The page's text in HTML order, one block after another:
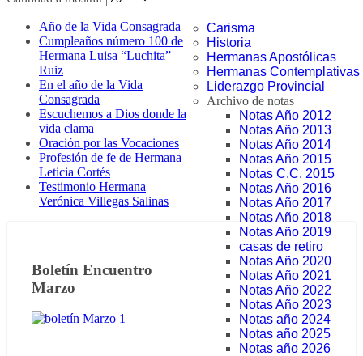
Carisma
Historia
Hermanas Apostólicas
Hermanas Contemplativas
Liderazgo Provincial
Archivo de notas
Notas Año 2012
Notas Año 2013
Notas Año 2014
Notas Año 2015
Notas C.C. 2015
Notas Año 2016
Notas Año 2017
Notas Año 2018
Notas Año 2019
casas de retiro
Notas Año 2020
Notas Año 2021
Notas Año 2022
Notas Año 2023
Notas año 2024
Notas año 2025
Notas año 2026
Año de la Vida Consagrada
Cumpleaños número 100 de
Hermana Luisa “Luchita”
Ruiz
En el año de la Vida
Consagrada
Escuchemos a Dios donde la
vida clama
Oración por las Vocaciones
Profesión de fe de Hermana
Leticia Cortés
Testimonio Hermana
Verónica Villegas Salinas
Boletín Encuentro
Marzo